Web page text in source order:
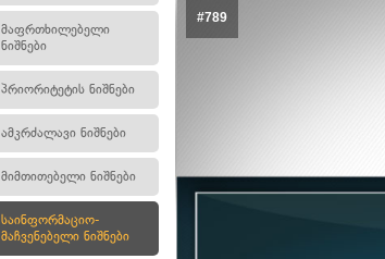
მაფრთხილებელი
ნიშნები
პრიორიტეტის ნიშნები
ამკრძალავი ნიშნები
მიმთითებელი ნიშნები
საინფორმაციო-
მაჩვენებელი ნიშნები
#789